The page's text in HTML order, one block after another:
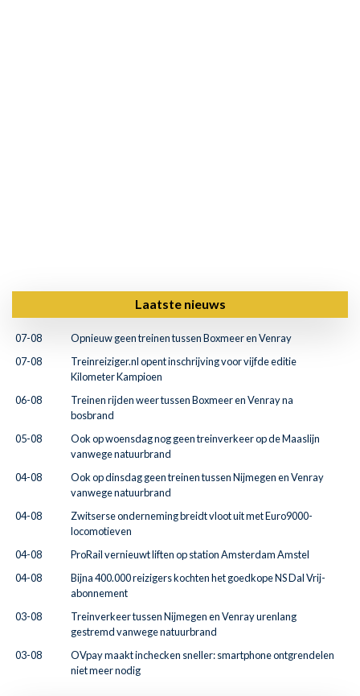
Laatste nieuws
07-08
Opnieuw geen treinen tussen Boxmeer en Venray
07-08
Treinreiziger.nl opent inschrijving voor vijfde editie
Kilometer Kampioen
06-08
Treinen rijden weer tussen Boxmeer en Venray na
bosbrand
05-08
Ook op woensdag nog geen treinverkeer op de Maaslijn
vanwege natuurbrand
04-08
Ook op dinsdag geen treinen tussen Nijmegen en Venray
vanwege natuurbrand
04-08
Zwitserse onderneming breidt vloot uit met Euro9000-
locomotieven
04-08
ProRail vernieuwt liften op station Amsterdam Amstel
04-08
Bijna 400.000 reizigers kochten het goedkope NS Dal Vrij-
abonnement
03-08
Treinverkeer tussen Nijmegen en Venray urenlang
gestremd vanwege natuurbrand
03-08
OVpay maakt inchecken sneller: smartphone ontgrendelen
niet meer nodig